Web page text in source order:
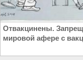
Отвакцинены.
мировой афере с